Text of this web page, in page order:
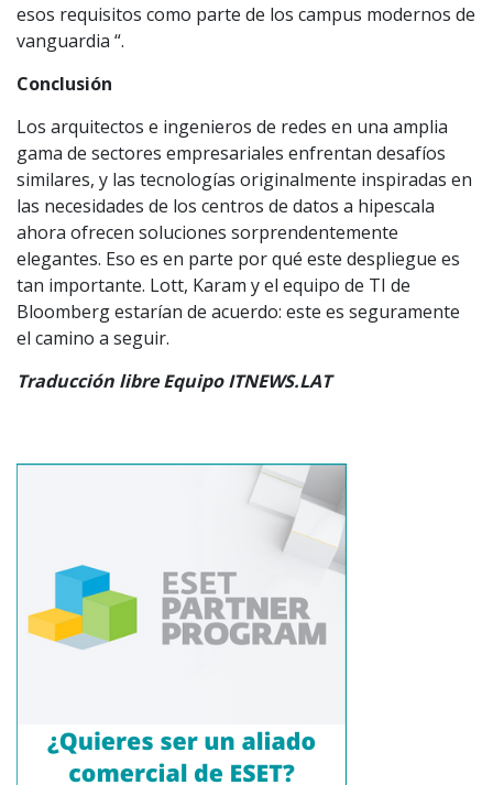
esos requisitos como parte de los campus modernos de
vanguardia “.
Conclusión
Los arquitectos e ingenieros de redes en una amplia
gama de sectores empresariales enfrentan desafíos
similares, y las tecnologías originalmente inspiradas en
las necesidades de los centros de datos a hipescala
ahora ofrecen soluciones sorprendentemente
elegantes. Eso es en parte por qué este despliegue es
tan importante. Lott, Karam y el equipo de TI de
Bloomberg estarían de acuerdo: este es seguramente
el camino a seguir.
Traducción libre Equipo ITNEWS.LAT